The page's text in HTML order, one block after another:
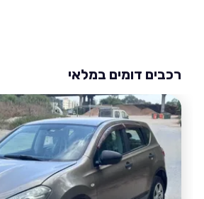
רכבים דומים במלאי